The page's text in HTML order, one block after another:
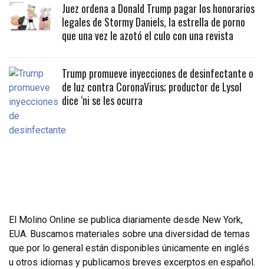
Juez ordena a Donald Trump pagar los honorarios
legales de Stormy Daniels, la estrella de porno
que una vez le azotó el culo con una revista
Trump promueve inyecciones de desinfectante o
de luz contra CoronaVirus; productor de Lysol
dice ‘ni se les ocurra
El Molino Online se publica diariamente desde New York,
EUA. Buscamos materiales sobre una diversidad de temas
que por lo general están disponibles únicamente en inglés
u otros idiomas y publicamos breves excerptos en español.